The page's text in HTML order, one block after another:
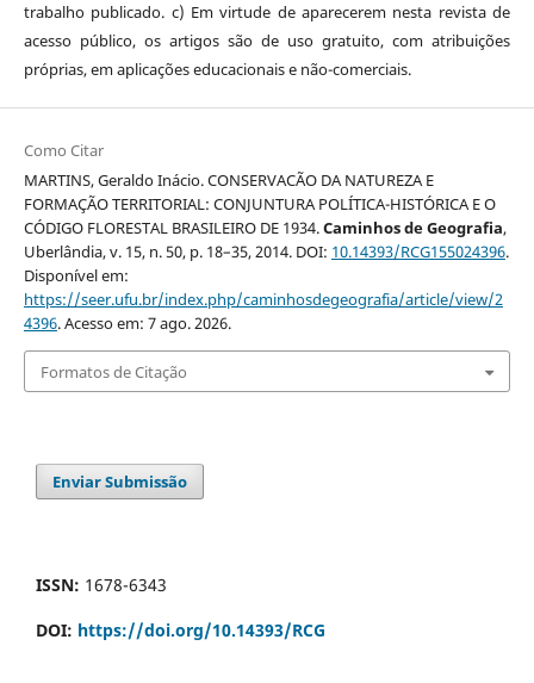
trabalho publicado. c) Em virtude de aparecerem nesta revista de
acesso público, os artigos são de uso gratuito, com atribuições
próprias, em aplicações educacionais e não-comerciais.
Como Citar
MARTINS, Geraldo Inácio. CONSERVACÃO DA NATUREZA E
FORMAÇÃO TERRITORIAL: CONJUNTURA POLÍTICA-HISTÓRICA E O
CÓDIGO FLORESTAL BRASILEIRO DE 1934.Caminhos de Geografia,
Uberlândia, v. 15, n. 50, p. 18–35, 2014. DOI: 10.14393/RCG155024396.
Disponível em:
https://seer.ufu.br/index.php/caminhosdegeografia/article/view/2
4396. Acesso em: 7 ago. 2026.
Formatos de Citação
Enviar Submissão
ISSN: 1678-6343
DOI: https://doi.org/10.14393/RCG